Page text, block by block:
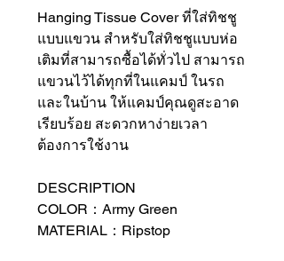
Hanging Tissue Cover ที่ใส่ทิชชู
แบบแขวน สำหรับใส่ทิชชูแบบห่อ
เติมที่สามารถซื้อได้ทั่วไป สามารถ
แขวนไว้ได้ทุกที่ในแคมป์ ในรถ
และในบ้าน ให้แคมป์คุณดูสะอาด
เรียบร้อย สะดวกหาง่ายเวลา
ต้องการใช้งาน
DESCRIPTION
COLOR：Army Green
MATERIAL：Ripstop